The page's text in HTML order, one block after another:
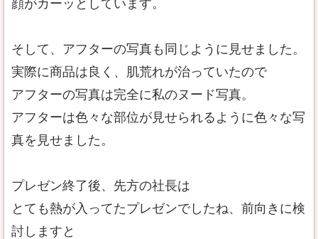
顔がカーッとしています。
そして、アフターの写真も同じように見せました。
実際に商品は良く、肌荒れが治っていたので
アフターの写真は完全に私のヌード写真。
アフターは色々な部位が見せられるように色々な写
真を見せました。
プレゼン終了後、先方の社長は
とても熱が入ってたプレゼンでしたね、前向きに検
討しますと